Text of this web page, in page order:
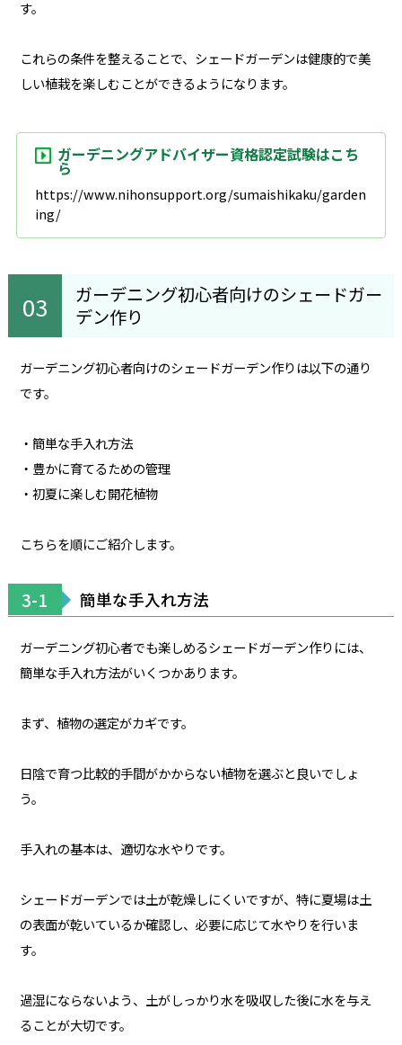
す。
これらの条件を整えることで、シェードガーデンは健康的で美
しい植栽を楽しむことができるようになります。
ガーデニングアドバイザー資格認定試験はこち
ら
https://www.nihonsupport.org/sumaishikaku/garden
ing/
ガーデニング初心者向けのシェードガー
デン作り
ガーデニング初心者向けのシェードガーデン作りは以下の通り
です。
・簡単な手入れ方法
・豊かに育てるための管理
・初夏に楽しむ開花植物
こちらを順にご紹介します。
3-1 簡単な手入れ方法
ガーデニング初心者でも楽しめるシェードガーデン作りには、
簡単な手入れ方法がいくつかあります。
まず、植物の選定がカギです。
日陰で育つ比較的手間がかからない植物を選ぶと良いでしょ
う。
手入れの基本は、適切な水やりです。
シェードガーデンでは土が乾燥しにくいですが、特に夏場は土
の表面が乾いているか確認し、必要に応じて水やりを行いま
す。
過湿にならないよう、土がしっかり水を吸収した後に水を与え
ることが大切です。